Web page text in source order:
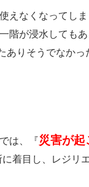
えなくなってし
階が浸水しても
ありそうでなかっ
は、『災害が
に着目し、レジリ